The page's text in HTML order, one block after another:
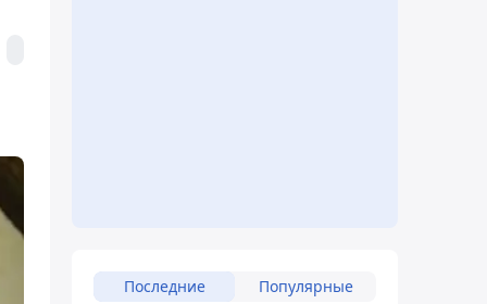
Последние Популярные